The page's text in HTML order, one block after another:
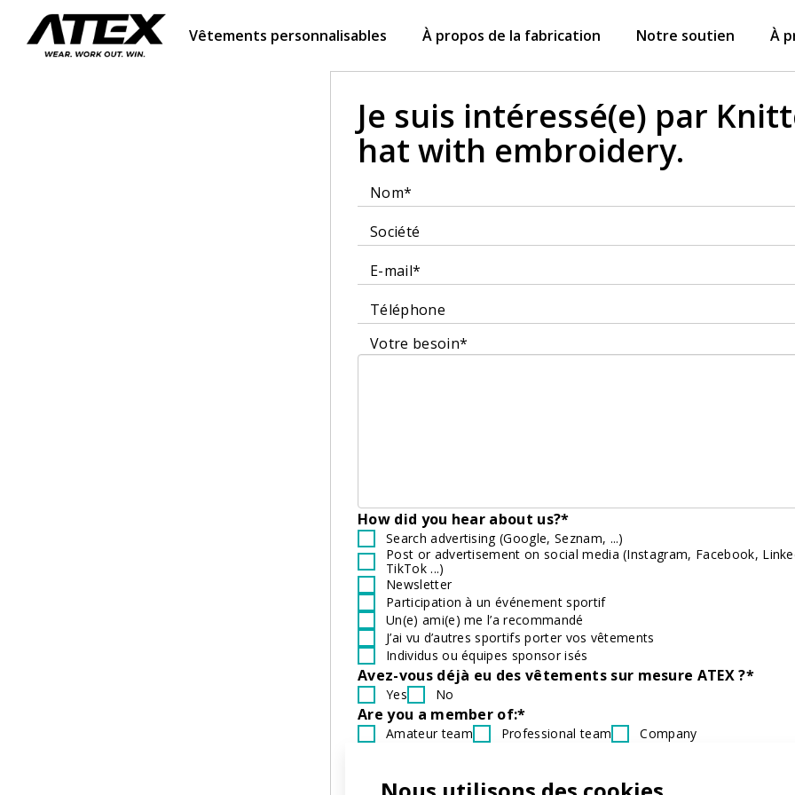
Vêtements personnalisables À propos de la fabrication Notre soutien À
Je suis intéressé(e) par
hat with embroidery.
Nom*
Société
E-mail*
Téléphone
Votre besoin*
How did you hear about us?*
Search advertising (Google, Seznam, ...)
Post or advertisement on social media (Instagram, Facebook,
TikTok ...)
Newsletter
Participation à un événement sportif
Un(e) ami(e) me l’a recommandé
J’ai vu d’autres sportifs porter vos vêtements
Individus ou équipes sponsor isés
Avez-vous déjà eu des vêtements sur mesure ATEX ?*
Yes No
Are you a member of:*
Amateur team Professional team
Company